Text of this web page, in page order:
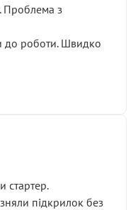
Проблема з
до роботи. Швидко
стартер.
підкрилок без